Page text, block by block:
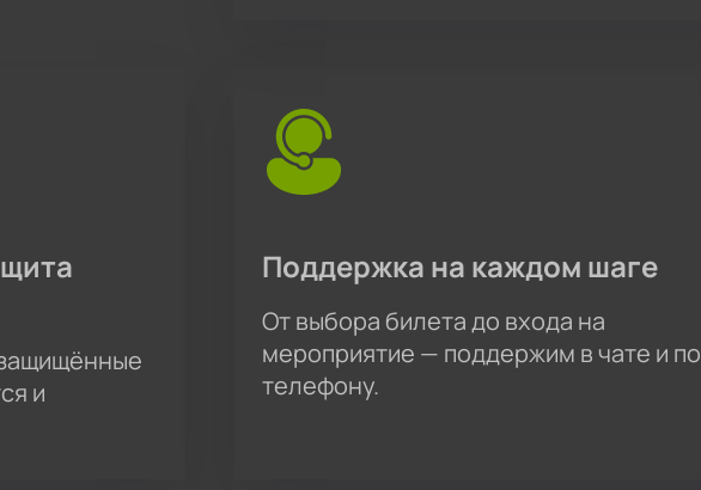
и
Поддержка на каждом шаге
От выбора билета до входа на
мероприятие — поддержим в чате и по
телефону.